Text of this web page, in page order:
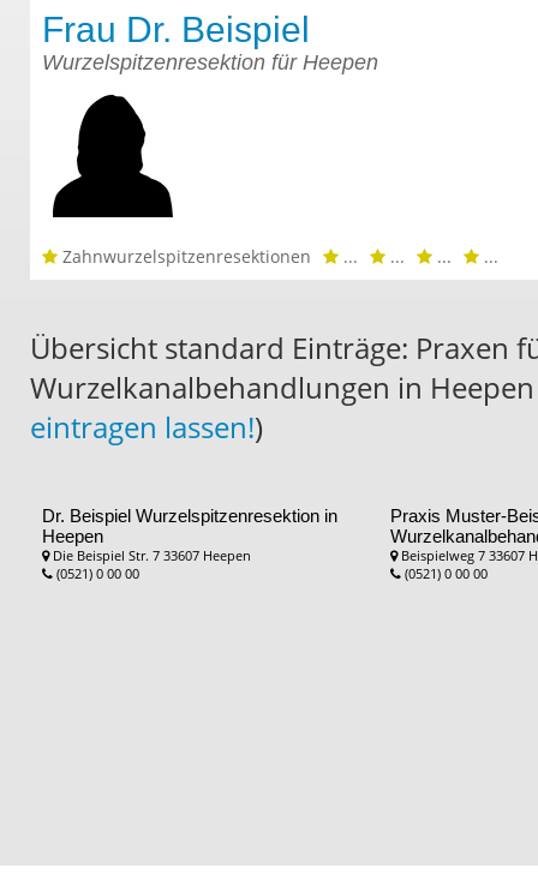
Frau Dr. Beispiel
Wurzelspitzenresektion für Heepen
Zahnwurzelspitzenresektionen ... ... ... ...
Übersicht standard Einträge: Praxen
Wurzelkanalbehandlungen in
eintragen lassen!)
Dr. Beispiel Wurzelspitzenresektion in
Heepen
Die Beispiel Str. 7 33607 Heepen
(0521) 0 00 00
Praxis Muster-
Beispielweg 7 33607
(0521) 0 00 00